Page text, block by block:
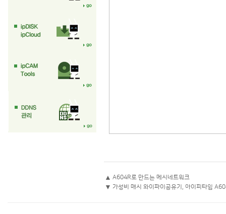
▲ A604R로 만드는 메시네트워크
▼ 가성비 매시 와이파이공유기, 아이피타임